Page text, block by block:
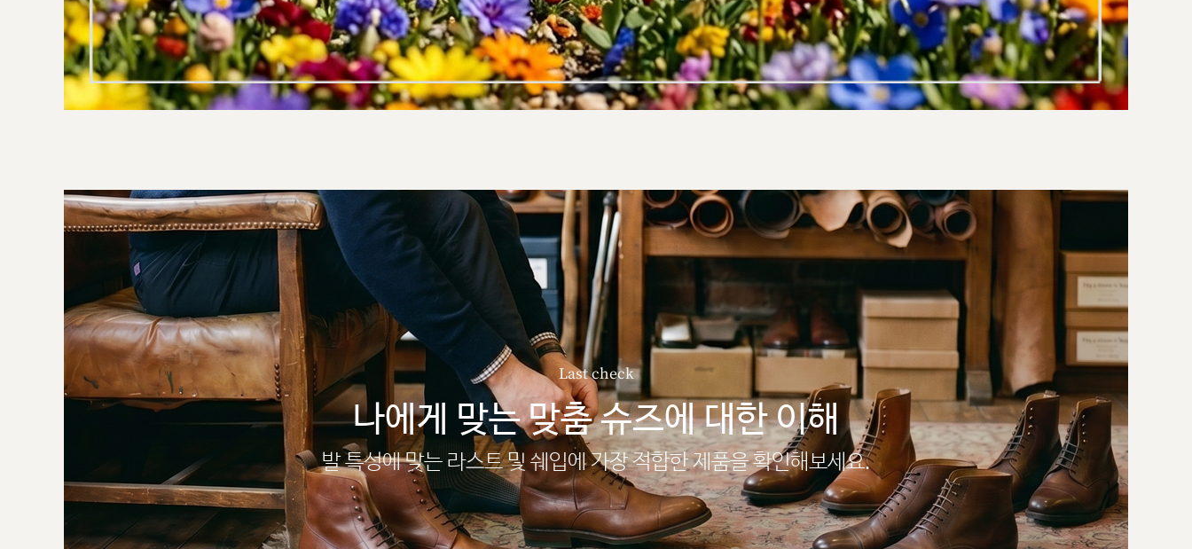
Last check
나에게 맞는 맞춤 슈즈에 대한 이해
발 특성에 맞는 라스트 및 쉐입에 가장 적합한 제품을 확인해보세요.